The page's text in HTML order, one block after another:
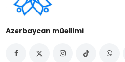
Azərbaycan müəllimi